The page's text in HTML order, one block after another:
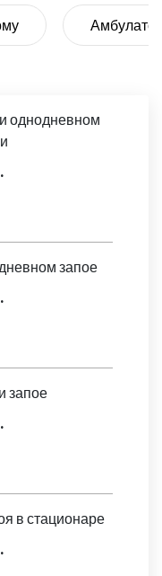
однодневном
запое
запое
в стационаре